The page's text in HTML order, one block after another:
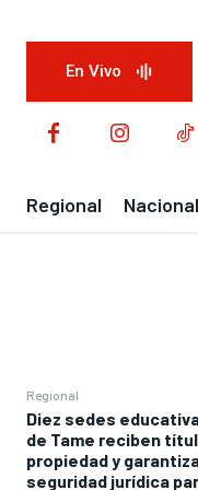
En Vivo
Regional Nacional
Regional
Diez sedes
de Tame reciben
propiedad y
seguridad jurídica